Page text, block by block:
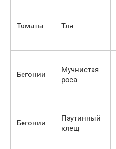
Томаты Тля
Бегонии
Мучнистая
роса
Бегонии
Паутинный
клещ